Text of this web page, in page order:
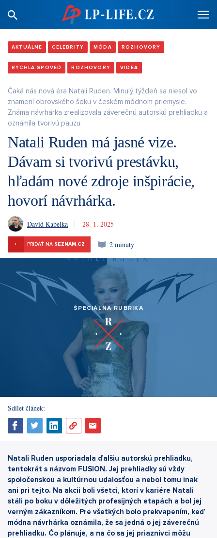
AKTUÁLNE CELEBRITY MÓDA ROZHOVORY
RÝCHLA SPOVEĎ ROZHOVORY VIDEA
Čaká nás nová éra Natali Ruden. Minulý týždeň sa niesol vo
znamení obrovského šoku v českém módnom priemysle.
Známa návrhárka zrealizovala záverečnú autorskú prehliadku a
oznámila tvorivú pauzu.
Natali Ruden má jasné vize.
Dávam si tvorivú prestávku,
hľadám nové zdroje inšpirácie,
hovorí návrhárka.
David Kabelka 28. 1. 2025
+ PRIDAŤ NA SEZNAM.CZ 2 minuty
ŠPECIÁLNA RUBRIKA
Sdílet článek:
Natali Ruden usporiadala ďalšiu autorskú prehliadku,
tentokrát s názvom FUSION. Jej prehliadky sú vždy
spoločenskou a kultúrnou udalosťou a nebol tomu inak
ani pri tejto. Na akcii boli všetci, ktorí v kariére Natali
stáli po boku v dôležitých profesijných etapách a bol jej
verným zákazníkom. Pre všetkých bolo prekvapením, keď
módna návrhárka oznámila, že sa jedná o jej záverečnú
prehliadku. Čo plánuje, a na čo sa jej priaznivci môžu